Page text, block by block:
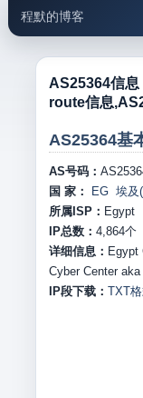
程默的博客
邮件工具
AS25364信
route信息
AS25364基
AS号码：
国 家：
EG 埃及
所属ISP： Egypt
IP总数： 4,864个
详细信息： Egypt
Cyber Center
IP段下载： TXT